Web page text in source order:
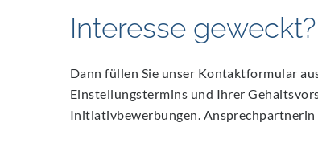
Interesse geweckt?
Dann füllen Sie unser Kontaktformular
Einstellungstermins und Ihrer
Initiativbewerbungen. Ansprechpartnerin